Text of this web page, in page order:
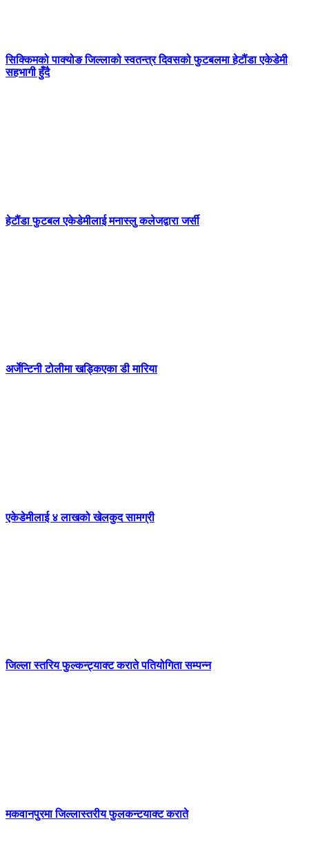
सिक्किमको पाक्योङ जिल्लाको स्वतन्त्र दिवसको फुटबलमा हेटौंडा एकेडेमी
सहभागी हुँदै
हेटौंडा फुटबल एकेडेमीलाई मनास्लु कलेजद्वारा जर्सी
अर्जेन्टिनी टोलीमा खड्किएका डी मारिया
एकेडेमीलाई ४ लाखको खेलकुद सामग्री
जिल्ला स्तरिय फुल्कन्ट्याक्ट कराते पतियोगिता सम्पन्न
मकवानपुरमा जिल्लास्तरीय फुलकन्टयाक्ट कराते